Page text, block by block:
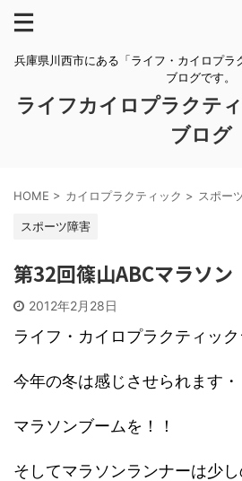
兵庫県川西市にある「ライフ・カイロプラ
ブログです。
ライフカイロプラクテ
ブログ
HOME > カイロプラクティック > スポー
スポーツ障害
第32回篠山ABCマラソン
2012年2月28日
ライフ・カイロプラクティック
今年の冬は感じさせられます・
マラソンブームを！！
そしてマラソンランナーは少